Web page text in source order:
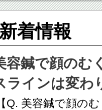
着情報
容鍼で顔のむ
ラインは変わ
Q. 美容鍼で顔の